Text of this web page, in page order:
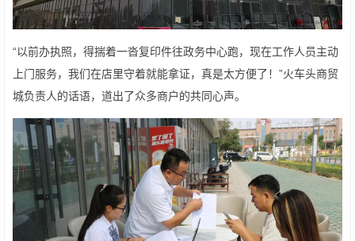
“以前办执照，得揣着一沓复印件往政务中心跑，现在工作人员主动
上门服务，我们在店里守着就能拿证，真是太方便了！”火车头商贸
城负责人的话语，道出了众多商户的共同心声。